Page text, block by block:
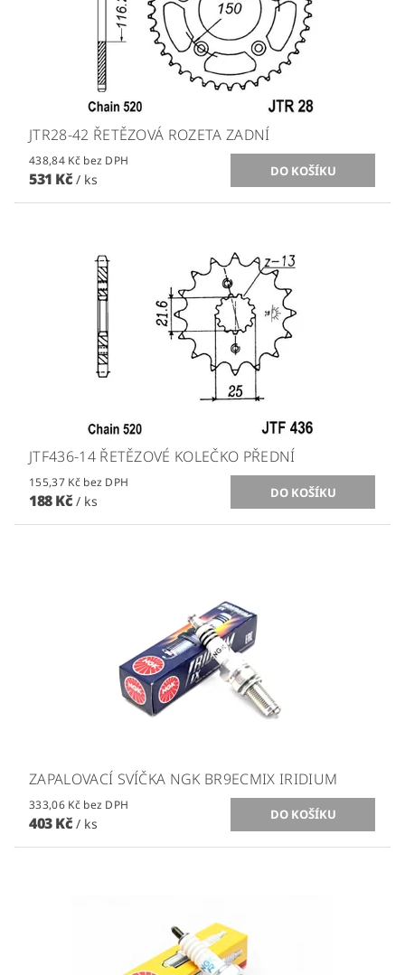
JTR28-42 ŘETĚZOVÁ ROZETA ZADNÍ
438,84 Kč bez DPH
531 Kč / ks
JTF436-14 ŘETĚZOVÉ KOLEČKO PŘEDNÍ
155,37 Kč bez DPH
188 Kč / ks
ZAPALOVACÍ SVÍČKA NGK BR9ECMIX IRIDIUM
333,06 Kč bez DPH
403 Kč / ks